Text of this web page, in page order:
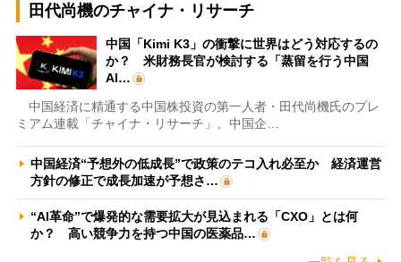
田代尚機のチャイナ・リサーチ
中国「Kimi K3」の衝撃に世界はどう対応するの
か？ 米財務長官が検討する「蒸留を行う中国
AI…
中国経済に精通する中国株投資の第一人者・田代尚機氏のプレ
ミアム連載「チャイナ・リサーチ」。中国企…
中国経済“予想外の低成長”で政策のテコ入れ必至か 経済運営
方針の修正で成長加速が予想さ…
“AI革命”で爆発的な需要拡大が見込まれる「CXO」とは何
か？ 高い競争力を持つ中国の医薬品…